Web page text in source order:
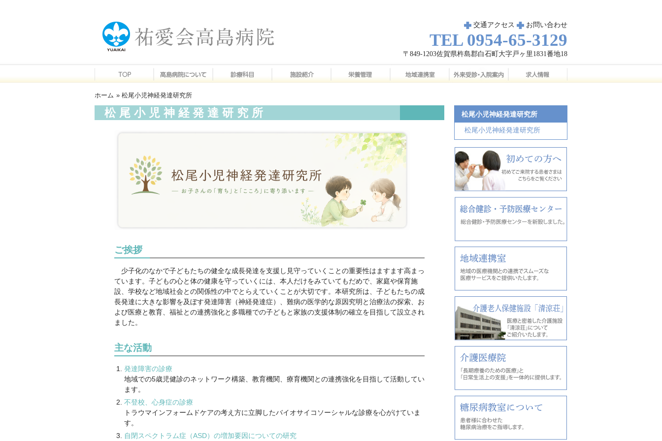
交通アクセス お問い合わせ
TEL 0954-65-3129
〒849-1203佐賀県杵島郡白石町大字戸ヶ里1831番地18
ホーム » 松尾小児神経発達研究所
松尾小児神経発達研究所
ご挨拶
少子化のなかで子どもたちの健全な成長発達を支援し見守っていくことの重要性はますます高まっ
ています。子どもの心と体の健康を守っていくには、本人だけをみていてもだめで、家庭や保育施
設、学校など地域社会との関係性の中でとらえていくことが大切です。本研究所は、子どもたちの成
長発達に大きな影響を及ぼす発達障害（神経発達症）、難病の医学的な原因究明と治療法の探索、お
よび医療と教育、福祉との連携強化と多職種での子どもと家族の支援体制の確立を目指して設立され
ました。
主な活動
発達障害の診療
地域での5歳児健診のネットワーク構築、教育機関、療育機関との連携強化を目指して活動してい
ます。
不登校、心身症の診療
トラウマインフォームドケアの考え方に立脚したバイオサイコソーシャルな診療を心がけていま
す。
自閉スペクトラム症（ASD）の増加要因についての研究
松尾小児神経発達研究所
松尾小児神経発達研究所